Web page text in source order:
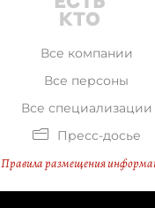
Все компании
Все персоны
Все специализации
Пресс-досье
Правила размещения